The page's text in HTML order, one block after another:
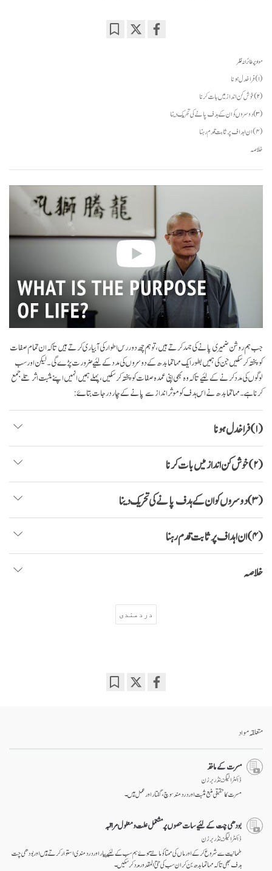
مواد پر طائرانہ نظر
(۱) فراخدل ہونا
(۲) خوش کن انداز میں بات کرنا
(۳) دوسروں کو ان کے ہدف پانے کی تحریک دینا
(۴) ان اہداف پر ثابت قدم رہنا
خلاصہ
جب ہم روشن ضمیری پانے کی جہد کرتے ہیں، تو ہم چھ دور رس اطوار کی آبیاری کرتے ہیں تا کہ ان تمام صفات
کو پختہ کر سکیں جن کی ہمیں بطور ایک مہاتما بدھ کے دوسروں کی مدد کے لئیے ضرورت پڑے گی۔ لیکن اور سب
لوگوں کی مدد کرنے کے لئیے تا کہ وہ بھی اپنی عمدہ صفات کو پختہ کر سکیں، پہلے ہمیں انہیں اپنے مثبت اثر تلے جمع
کرنا ہے۔ مہاتما بدھ نے اس ہدف کو موثر انداز سے پانے کے چار درجات بتاۓ:
(۱) فراخدل ہونا
(۲) خوش کن انداز میں بات کرنا
(۳) دوسروں کو ان کے ہدف پانے کی تحریک دینا
(۴) ان اہداف پر ثابت قدم رہنا
خلاصہ
دردمندی
متعلقہ مواد
مسرت کے ماخذ
ڈاکٹر الیگزینڈر برزن
مسرت کا حقیقی منبع مثبت اور درد مند سوچ، گفتار اور عمل ہیں۔
بودھی چت کے لئیے سات حصوں پر مشتمل علت و معلول مراقبہ
ڈاکٹر الیگزینڈر برزن
طمانیت سے شروع کر کے اور ماں کی ممتا کو مانتے ہوۓ ہم سب کے لئیے پیار اور درد مندی استوار کرتے ہیں اور بودھی چت
ہدف بھی تا کہ مہاتما بدھ بن کر ان سب کی حتیٰ المقدور مدد کر سکیں۔